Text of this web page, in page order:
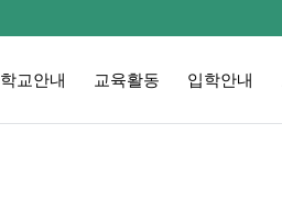
학교안내 교육활동 입학안내